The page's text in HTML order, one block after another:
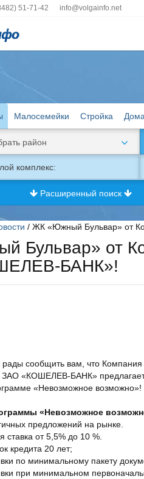
51-71-42 info@volgainfo.net
Малосемейки Стройка
район
комплекс:
Расширенный поиск
/ ЖК «Южный Бульвар» от
Бульвар» от
БАНК»!
рады сообщить вам, что
«КОШЕЛЕВ-БАНК» предлагает
«Невозможное возможно»!
«Невозможное
предложений на рынке.
ставка от 5,5% до 10 %.
кредита 20 лет;
по минимальному пакету
при минимальном